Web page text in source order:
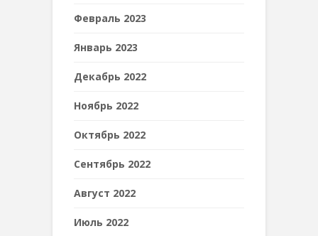
Февраль 2023
Январь 2023
Декабрь 2022
Ноябрь 2022
Октябрь 2022
Сентябрь 2022
Август 2022
Июль 2022